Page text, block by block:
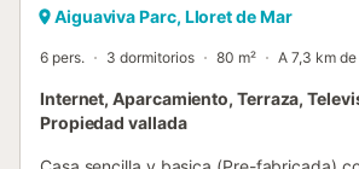
Aiguaviva Parc, Lloret de Mar
6 pers. 3 dormitorios 80 m² A 7,3 km
Internet, Aparcamiento, Terraza,
Propiedad vallada